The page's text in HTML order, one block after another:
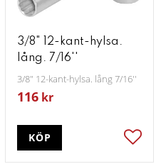
till i favoriter
3/8" 12-kant-hylsa.
lång. 7/16''
3/8" 12-kant-hylsa. lång 7/16''
116 kr
KÖP